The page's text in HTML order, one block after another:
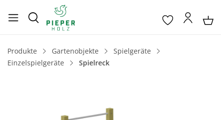
Produkte Gartenobjekte
Spielgeräte
Einzelspielgeräte
Spielreck